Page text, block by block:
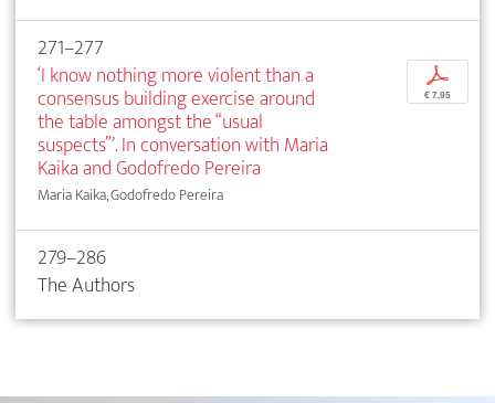
271–277
‘I know nothing more violent than a
consensus building exercise around
the table amongst the “usual
suspects”’. In conversation with Maria
Kaika and Godofredo Pereira
Maria Kaika, Godofredo Pereira
p
€ 7,95
279–286
The Authors